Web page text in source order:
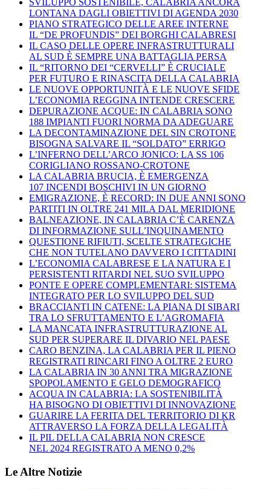
SVILUPPO SOSTENIBILE, CALABRIA ANCORA
LONTANA DAGLI OBIETTIVI DI AGENDA 2030
PIANO STRATEGICO DELLE AREE INTERNE
IL “DE PROFUNDIS” DEI BORGHI CALABRESI
IL CASO DELLE OPERE INFRASTRUTTURALI
AL SUD È SEMPRE UNA BATTAGLIA PERSA
IL “RITORNO DEI “CERVELLI” È CRUCIALE
PER FUTURO E RINASCITA DELLA CALABRIA
LE NUOVE OPPORTUNITÀ E LE NUOVE SFIDE
L’ECONOMIA REGGINA INTENDE CRESCERE
DEPURAZIONE ACQUE: IN CALABRIA SONO
188 IMPIANTI FUORI NORMA DA ADEGUARE
LA DECONTAMINAZIONE DEL SIN CROTONE
BISOGNA SALVARE IL “SOLDATO” ERRIGO
L’INFERNO DELL’ARCO JONICO: LA SS 106
CORIGLIANO ROSSANO-CROTONE
LA CALABRIA BRUCIA, È EMERGENZA
107 INCENDI BOSCHIVI IN UN GIORNO
EMIGRAZIONE, È RECORD: IN DUE ANNI SONO
PARTITI IN OLTRE 241 MILA DAL MERIDIONE
BALNEAZIONE, IN CALABRIA C’È CARENZA
DI INFORMAZIONE SULL’INQUINAMENTO
QUESTIONE RIFIUTI, SCELTE STRATEGICHE
CHE NON TUTELANO DAVVERO I CITTADINI
L’ECONOMIA CALABRESE E LA NATURA E I
PERSISTENTI RITARDI NEL SUO SVILUPPO
PONTE E OPERE COMPLEMENTARI: SISTEMA
INTEGRATO PER LO SVILUPPO DEL SUD
BRACCIANTI IN CATENE: LA PIANA DI SIBARI
TRA LO SFRUTTAMENTO E L’AGROMAFIA
LA MANCATA INFRASTRUTTURAZIONE AL
SUD PER SUPERARE IL DIVARIO NEL PAESE
CARO BENZINA, LA CALABRIA PER IL PIENO
REGISTRATI RINCARI FINO A OLTRE 2 EURO
LA CALABRIA IN 30 ANNI TRA MIGRAZIONE
SPOPOLAMENTO E GELO DEMOGRAFICO
ACQUA IN CALABRIA: LA SOSTENIBILITÀ
HA BISOGNO DI OBIETTIVI DI INNOVAZIONE
GUARIRE LA FERITA DEL TERRITORIO DI KR
ATTRAVERSO LA FORZA DELLA LEGALITÀ
IL PIL DELLA CALABRIA NON CRESCE
NEL 2024 REGISTRATO A MENO 0,2%
Le Altre Notizie